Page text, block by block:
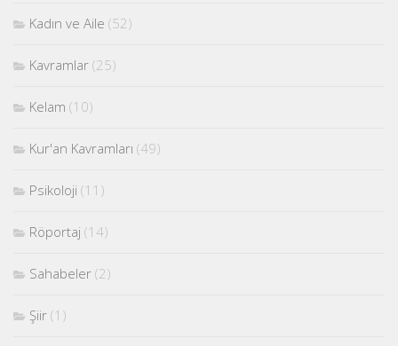
Kadın ve Aile (52)
Kavramlar (25)
Kelam (10)
Kur'an Kavramları (49)
Psikoloji (11)
Röportaj (14)
Sahabeler (2)
Şiir (1)